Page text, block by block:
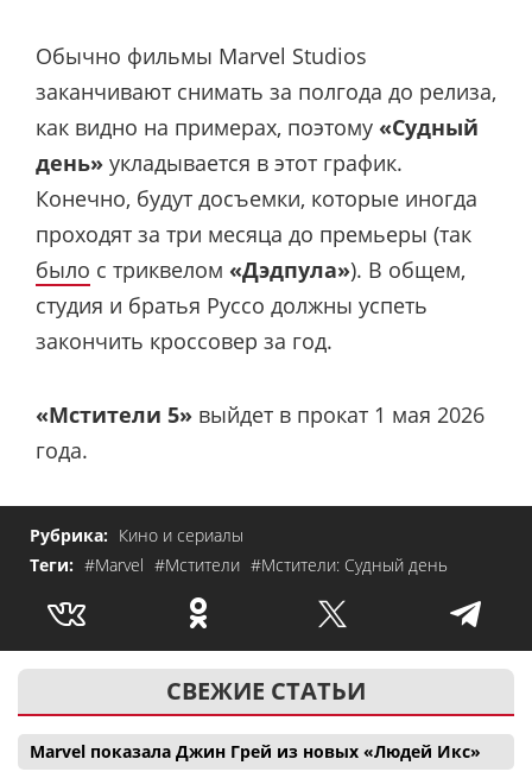
Обычно фильмы Marvel Studios
заканчивают снимать за полгода до релиза,
как видно на примерах, поэтому «Судный
день» укладывается в этот график.
Конечно, будут досъемки, которые иногда
проходят за три месяца до премьеры (так
было с триквелом «Дэдпула»). В общем,
студия и братья Руссо должны успеть
закончить кроссовер за год.
«Мстители 5» выйдет в прокат 1 мая 2026
года.
Рубрика: Кино и сериалы
Теги: #Marvel #Мстители #Мстители: Судный день
СВЕЖИЕ СТАТЬИ
Marvel показала Джин Грей из новых «Людей Икс»